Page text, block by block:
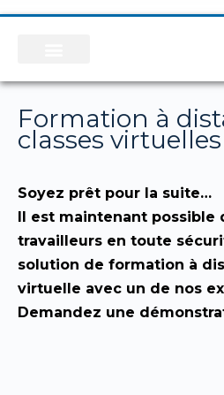
Formation à
classes virtuelles
Soyez prêt pour la suite…
Il est maintenant possible
travailleurs en toute
solution de formation à
virtuelle avec un de nos
Demandez une